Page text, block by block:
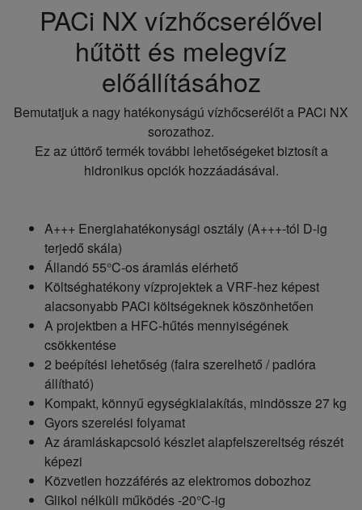
PACi NX vízhőcserélővel
hűtött és melegvíz
előállításához
Bemutatjuk a nagy hatékonyságú vízhőcserélőt a PACi NX
sorozathoz.
Ez az úttörő termék további lehetőségeket biztosít a
hidronikus opciók hozzáadásával.
A+++ Energiahatékonysági osztály (A+++-tól D-ig
terjedő skála)
Állandó 55°C-os áramlás elérhető
Költséghatékony vízprojektek a VRF-hez képest
alacsonyabb PACi költségeknek köszönhetően
A projektben a HFC-hűtés mennyiségének
csökkentése
2 beépítési lehetőség (falra szerelhető / padlóra
állítható)
Kompakt, könnyű egységkialakítás, mindössze 27 kg
Gyors szerelési folyamat
Az áramláskapcsoló készlet alapfelszereltség részét
képezi
Közvetlen hozzáférés az elektromos dobozhoz
Glikol nélküli működés -20°C-ig